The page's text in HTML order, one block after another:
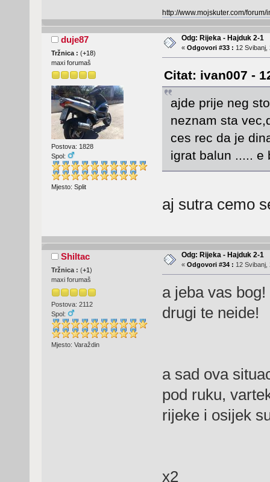
http://www.mojskuter.com/
duje87
Tržnica : (+18)
maxi forumaš
Postova: 1828
Spol:
Mjesto: Split
Odg: Rijeka - Hajduk 2-1
« Odgovori #33 : 12 Svibanj,
Citat: ivan007 -
ajde prije neg
neznam sta
ces rec da je
igrat balun ..... e
aj sutra cemo
Shiltac
Tržnica : (+1 )
maxi forumaš
Postova: 2112
Spol:
Mjesto: Varaždin
Odg: Rijeka - Hajduk 2-1
« Odgovori #34 : 12 Svibanj,
a jeba vas
drugi te neide!
a sad ova
pod ruku,
rijeke i osijek
x2